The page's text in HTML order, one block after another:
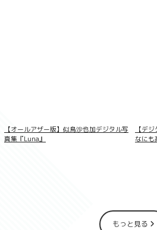
七海りお 最後の夏休み FRIDAYデジ
真集
【オールアザー版】似鳥沙也加デジタル写
真集『Luna』
【デ
なにも
もっと見る